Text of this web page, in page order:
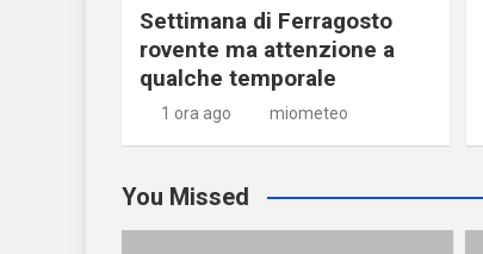
Settimana di Ferragosto
rovente ma attenzione a
qualche temporale
1 ora ago miometeo
You Missed